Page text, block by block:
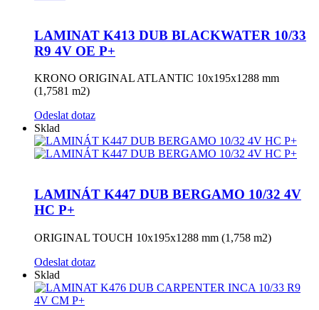
LAMINAT K413 DUB BLACKWATER 10/33
R9 4V OE P+
KRONO ORIGINAL ATLANTIC 10x195x1288 mm
(1,7581 m2)
Odeslat dotaz
Sklad
LAMINÁT K447 DUB BERGAMO 10/32 4V
HC P+
ORIGINAL TOUCH 10x195x1288 mm (1,758 m2)
Odeslat dotaz
Sklad